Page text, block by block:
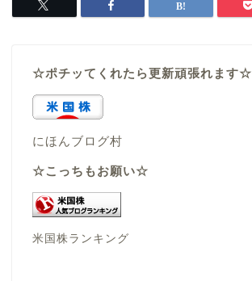
☆ポチッてくれたら更新頑張れます☆
にほんブログ村
☆こっちもお願い☆
米国株ランキング